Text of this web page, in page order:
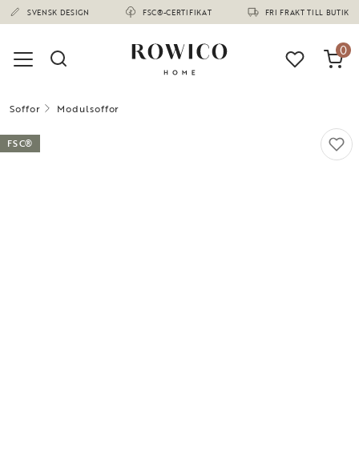
SVENSK DESIGN FSC®-CERTIFIKAT FRI FRAKT TILL BUTIK
(1671)
0
Soffor Modulsoffor
FSC®